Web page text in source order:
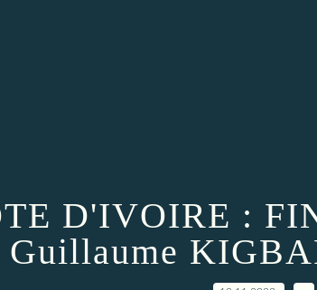
D'IVOIRE :
Guillaume